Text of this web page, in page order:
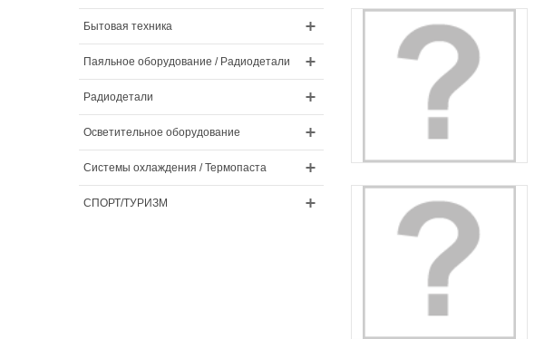
Бытовая техника
Паяльное оборудование / Радиодетали
Радиодетали
Осветительное оборудование
Системы охлаждения / Термопаста
СПОРТ/ТУРИЗМ